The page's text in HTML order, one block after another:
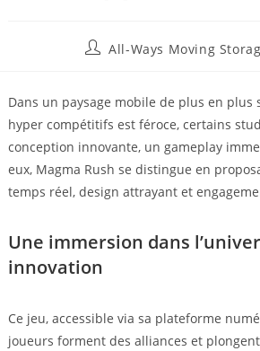
All-Ways Moving
Dans un paysage mobile de plus en
hyper compétitifs est féroce, certains
conception innovante, un gameplay
eux, Magma Rush se distingue en
temps réel, design attrayant et
Une immersion dans
innovation
Ce jeu, accessible via sa plateforme
joueurs forment des alliances et